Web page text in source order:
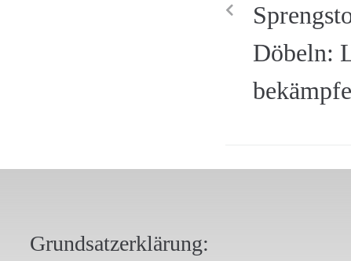
Döbeln:
Grundsatzerklärung: